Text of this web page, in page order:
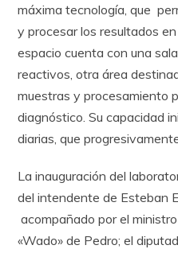
máxima tecnología, que
y procesar los resultados
espacio cuenta con una
reactivos, otra área
muestras y procesamiento
diagnóstico. Su capacidad
diarias, que
La inauguración del
del intendente de Esteban
acompañado por el
«Wado» de Pedro; el